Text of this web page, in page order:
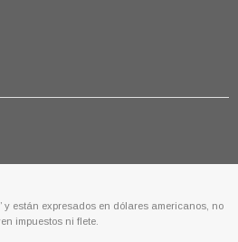
y están expresados en dólares americanos, no
impuestos ni flete.